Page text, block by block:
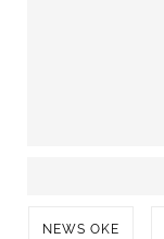
NEWS OKE